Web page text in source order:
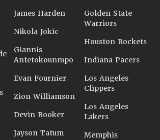
James Harden
Nikola Jokic
Giannis
Antetokounmpo
Evan Fournier
Zion Williamson
Devin Booker
Jayson Tatum
Golden State
Warriors
Houston Rockets
Indiana Pacers
Los Angeles
Clippers
Los Angeles
Lakers
Memphis